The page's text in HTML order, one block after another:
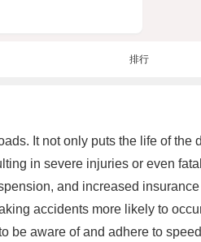
排行
It not only puts the life of the
in severe injuries or even
and increased
accidents more likely to
be aware of and adhere to